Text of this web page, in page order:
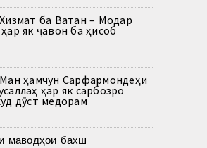
ба Ватан – Модар
як ҷавон ба ҳисоб
ҳамчун Сарфармондеҳи
ҳар як сарбозро
дӯст медорам
маводҳои бахш